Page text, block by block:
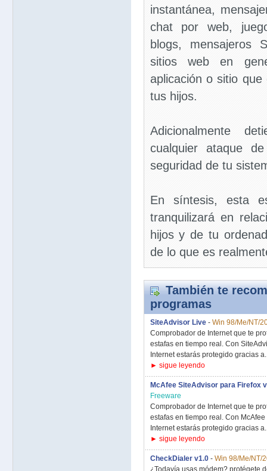
instantánea,
chat por web,
blogs, mensajeros
sitios web en
aplicación o sitio que
tus hijos.
Adicionalmente
cualquier ataque
seguridad de tu
En síntesis, esta
tranquilizará en
hijos y de tu
de lo que es
También te
programas
SiteAdvisor Live- Win 98/Me/NT/
Comprobador de Internet que te
estafas en tiempo real. Con
Internet estarás protegido gracias
► sigue leyendo
McAfee SiteAdvisor para Firefox
Freeware
Comprobador de Internet que te
estafas en tiempo real. Con
Internet estarás protegido gracias
► sigue leyendo
CheckDialer v1.0- Win 98/Me/NT/
¿Todavía usas módem? protégete